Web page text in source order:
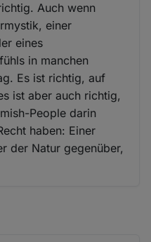
Auch wenn
einer
eines
in manchen
Es ist richtig, auf
ist aber auch richtig,
People darin
haben: Einer
der Natur gegenüber,